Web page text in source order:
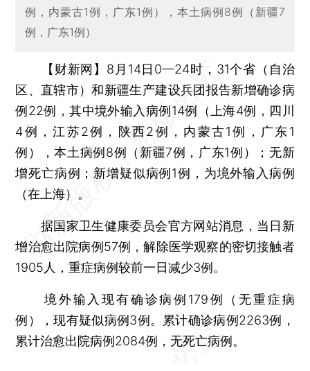
例，内蒙古1例，广东1例），本土病例8例（新疆7
例，广东1例）
【财新网】 8月14日0—24时，31个省（自治
区、直辖市）和新疆生产建设兵团报告新增确诊病
例22例，其中境外输入病例14例（上海4例，四川
4例，江苏2例，陕西2例，内蒙古1例，广东1
例），本土病例8例（新疆7例，广东1例）；无新
增死亡病例；新增疑似病例1例，为境外输入病例
（在上海）。
据国家卫生健康委员会官方网站消息，当日新
增治愈出院病例57例，解除医学观察的密切接触者
1905人，重症病例较前一日减少3例。
境外输入现有确诊病例179例（无重症病
例），现有疑似病例3例。累计确诊病例2263例，
累计治愈出院病例2084例，无死亡病例。